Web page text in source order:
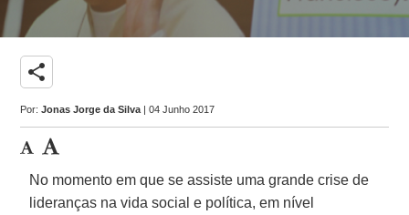
share
Por:Jonas Jorge da Silva | 04 Junho 2017
No momento em que se assiste uma grande crise de
lideranças na vida social e política, em nível